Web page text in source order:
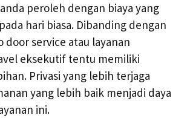
peroleh dengan biaya yang
hari biasa. Dibanding dengan
door service atau layanan
eksekutif tentu memiliki
Privasi yang lebih terjaga
yang lebih baik menjadi daya
ini.